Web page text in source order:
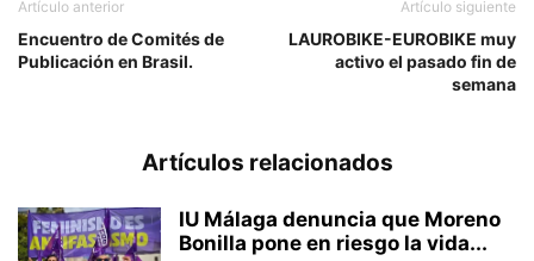
Artículo anterior
Encuentro de Comités de
Publicación en Brasil.
Artículo siguiente
LAUROBIKE-EUROBIKE muy
activo el pasado fin de
semana
Artículos relacionados
IU Málaga denuncia que Moreno
Bonilla pone en riesgo la vida...